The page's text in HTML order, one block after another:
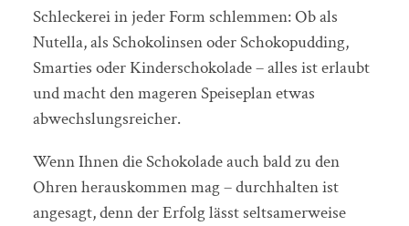
Schleckerei in jeder Form schlemmen: Ob als
Nutella, als Schokolinsen oder Schokopudding,
Smarties oder Kinderschokolade – alles ist erlaubt
und macht den mageren Speiseplan etwas
abwechslungsreicher.
Wenn Ihnen die Schokolade auch bald zu den
Ohren herauskommen mag – durchhalten ist
angesagt, denn der Erfolg lässt seltsamerweise